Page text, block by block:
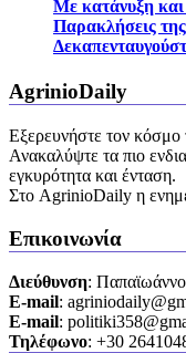
Με κατάνυξη και
Παρακλήσεις
AgrinioDaily
Εξερευνήστε τον
Ανακαλύψτε τα πιο
εγκυρότητα και ένταση.
Στο AgrinioDaily η
Επικοινωνία
Διεύθυνση:
Ε-mail:
Ε-mail:
Τηλέφωνο: +30